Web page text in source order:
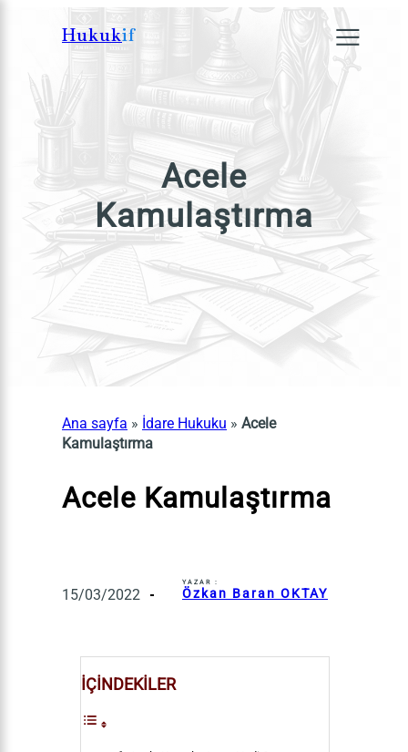
Hukukif
Acele
Kamulaştırma
Ana sayfa » İdare Hukuku » Acele
Kamulaştırma
Acele Kamulaştırma
15/03/2022
YAZAR :
Özkan Baran OKTAY
İÇİNDEKİLER